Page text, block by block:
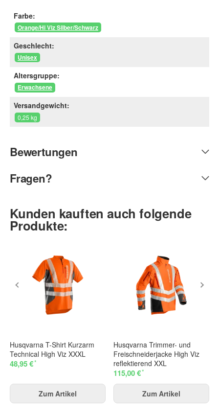
Farbe:
Orange/Hi Viz Silber/Schwarz
Geschlecht:
Unisex
Altersgruppe:
Erwachsene
Versandgewicht:
0,25 kg
Bewertungen
Fragen?
Kunden kauften auch folgende
Produkte:
Husqvarna T-Shirt Kurzarm
Technical High Viz XXXL
48,95 €*
Zum Artikel
Husqvarna Trimmer- und
Freischneiderjacke High Viz
reflektierend XXL
115,00 €*
Zum Artikel